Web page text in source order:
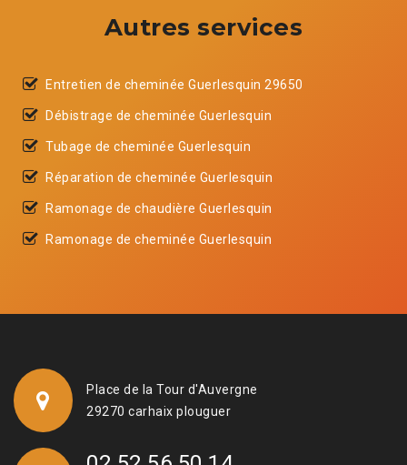
Autres services
Entretien de cheminée Guerlesquin 29650
Débistrage de cheminée Guerlesquin
Tubage de cheminée Guerlesquin
Réparation de cheminée Guerlesquin
Ramonage de chaudière Guerlesquin
Ramonage de cheminée Guerlesquin
Place de la Tour d'Auvergne
29270 carhaix plouguer